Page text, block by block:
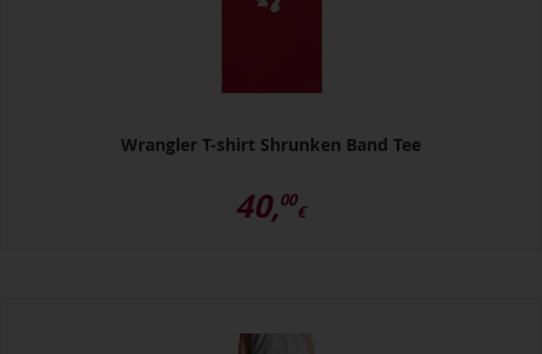
Wrangler T-shirt Shrunken Band Tee
40,00
€